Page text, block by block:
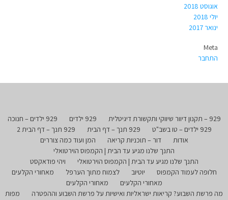
אוגוסט 2018
יולי 2018
ינואר 2017
Meta
התחבר
929 – תקנון דיוור שיווקי ותקשורת דיגיטלית 929 ילדים
929 ילדים – חנוכה
929 ילדים – טו בשב"ט
929 תנך – דף הבית
929 תנך – דף הבית 2
אודות
דור – תוכניות קריאה
המן ועוד כמה צוררים
התנך שלנו מגיע עד הבית | הקמפוס הוירטואלי
התנך שלנו מגיע עד הבית | הקמפוס הוירטואלי
ויהי פודאקסט
חלופה לעמוד הקמפוס
יוטיוב לצמוח מתוך הערפל
מאחורי הקלעים
מאחורי הקלעים
מאחורי הקלעים
מה פרשת השבוע? קריאות ישראליות ואישיות על פרשת השבוע וההפטרה
מפות